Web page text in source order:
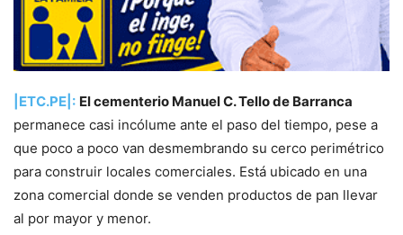
|ETC.PE|: El cementerio Manuel C. Tello de Barranca
permanece casi incólume ante el paso del tiempo, pese a
que poco a poco van desmembrando su cerco perimétrico
para construir locales comerciales. Está ubicado en una
zona comercial donde se venden productos de pan llevar
al por mayor y menor.